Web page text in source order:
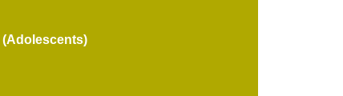
(Adolescents)